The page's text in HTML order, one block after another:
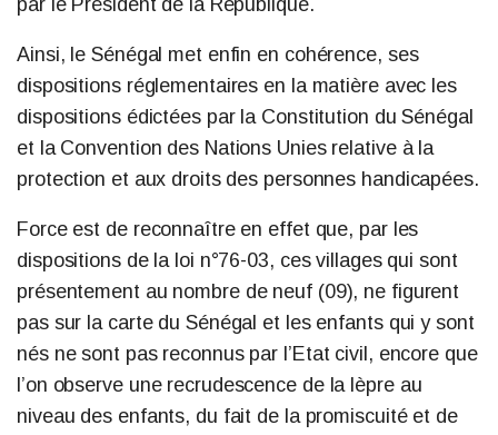
par le Président de la République.
Ainsi, le Sénégal met enfin en cohérence, ses
dispositions réglementaires en la matière avec les
dispositions édictées par la Constitution du Sénégal
et la Convention des Nations Unies relative à la
protection et aux droits des personnes handicapées.
Force est de reconnaître en effet que, par les
dispositions de la loi n°76-03, ces villages qui sont
présentement au nombre de neuf (09), ne figurent
pas sur la carte du Sénégal et les enfants qui y sont
nés ne sont pas reconnus par l’Etat civil, encore que
l’on observe une recrudescence de la lèpre au
niveau des enfants, du fait de la promiscuité et de